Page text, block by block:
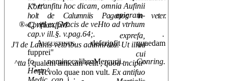
Kort'
holt de Calumniis Paganor. in veter.
Cbriftian.fpM'
cap.v ill.§. v.pag.64;.
.
Augustinusdefcripfit quaedam
fupprei"
fo nominccxlibroMercurii.Conring.
Hertn^
*tranfitu hoc dicam, omnia Aufinii
epigram-
®«tavel ex Gracis de veHto ad vtrhum
exprefa,
J'l de Latinis vettribus adumirata. Ut illud
cui
^tta, qualem amicam velit ,quod tncipti^
*Hcvolo quae non vult. Ex antifuo